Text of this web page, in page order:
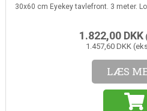
30x60 cm Eyekey tavlefront. 3 meter.
1.822,00 DKK
1.457,60 DKK
LÆS